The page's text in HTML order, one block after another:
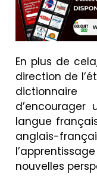
En plus de
direction de
langue
anglais-
nouvelles